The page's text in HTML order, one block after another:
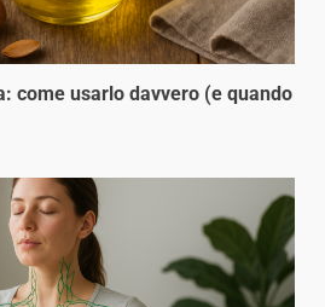
come usarlo davvero (e quando